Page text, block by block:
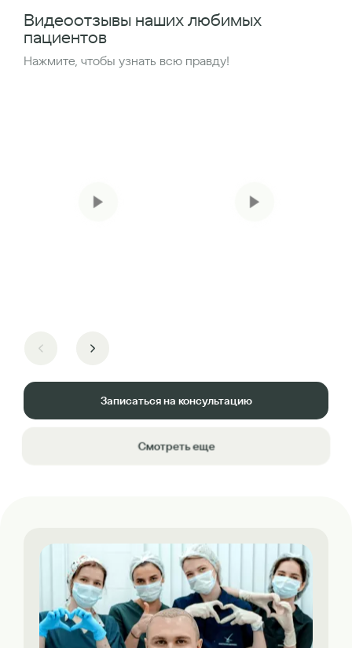
Видеоотзывы наших любимых
пациентов
Нажмите, чтобы узнать всю правду!
Записаться на консультацию
Смотреть еще